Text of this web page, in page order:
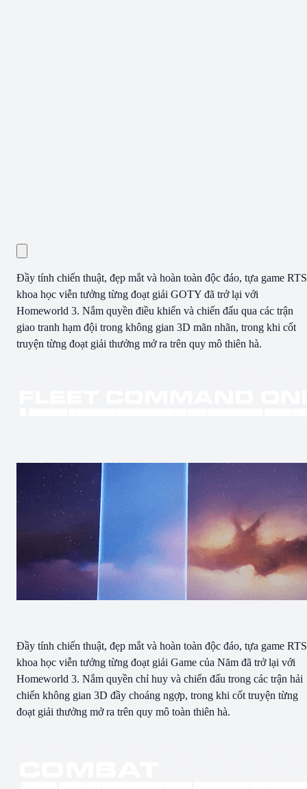
Đầy tính chiến thuật, đẹp mắt và hoàn toàn độc đáo, tựa game RTS
khoa học viễn tưởng từng đoạt giải GOTY đã trở lại với
Homeworld 3. Nắm quyền điều khiển và chiến đấu qua các trận
giao tranh hạm đội trong không gian 3D mãn nhãn, trong khi cốt
truyện từng đoạt giải thưởng mở ra trên quy mô thiên hà.
Đầy tính chiến thuật, đẹp mắt và hoàn toàn độc đáo, tựa game RTS
khoa học viễn tưởng từng đoạt giải Game của Năm đã trở lại với
Homeworld 3. Nắm quyền chỉ huy và chiến đấu trong các trận hải
chiến không gian 3D đầy choáng ngợp, trong khi cốt truyện từng
đoạt giải thưởng mở ra trên quy mô toàn thiên hà.